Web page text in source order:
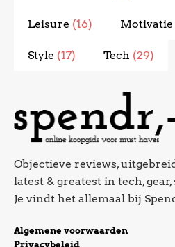
Leisure (16) Motivatie
Style (17) Tech (29)
Objectieve reviews,
latest & greatest in tech,
Je vindt het allemaal bij
Algemene voorwaarden
Privacybeleid